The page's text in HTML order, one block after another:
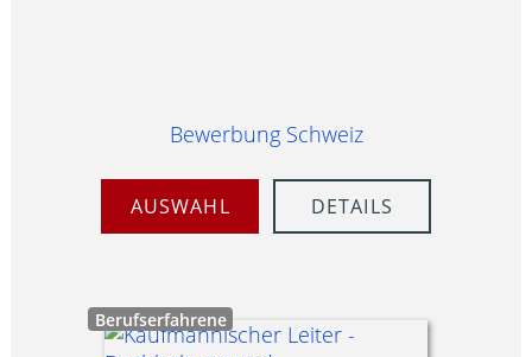
Bewerbung Schweiz
AUSWAHL DETAILS
Berufserfahrene